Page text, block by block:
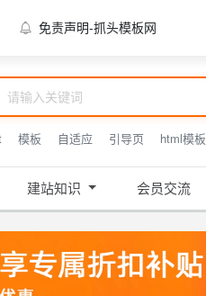
免责声明-抓头模板网
模板 自适应 引导页 html模板
建站知识 会员交流